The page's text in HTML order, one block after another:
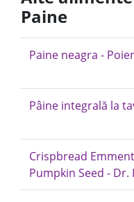
Paine
Paine neagra -
Pâine integrală la
Crispbread
Pumpkin Seed - Dr.